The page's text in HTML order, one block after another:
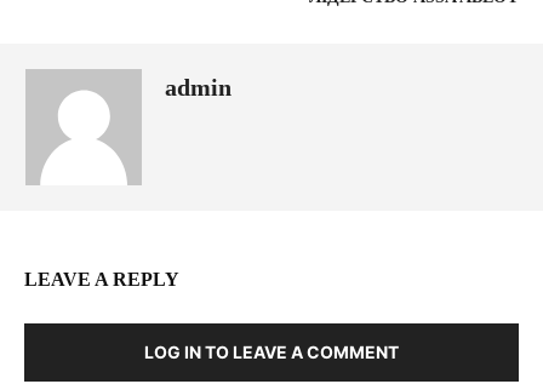
admin
LEAVE A REPLY
LOG IN TO LEAVE A COMMENT